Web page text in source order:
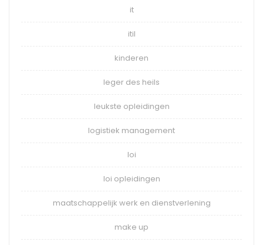
it
itil
kinderen
leger des heils
leukste opleidingen
logistiek management
loi
loi opleidingen
maatschappelijk werk en dienstverlening
make up